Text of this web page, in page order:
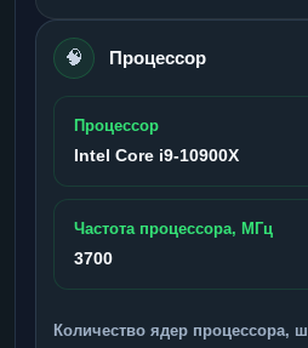
🧠 Процессор
Процессор
Intel Core i9-10900X
Частота процессора, МГц
3700
Количество ядер процессора,